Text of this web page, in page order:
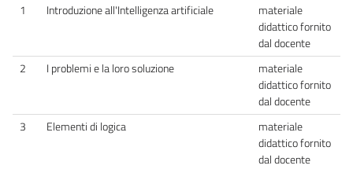
1
Introduzione all'Intelligenza artificiale
materiale
didattico fornito
dal docente
2
I problemi e la loro soluzione
materiale
didattico fornito
dal docente
3
Elementi di logica
materiale
didattico fornito
dal docente